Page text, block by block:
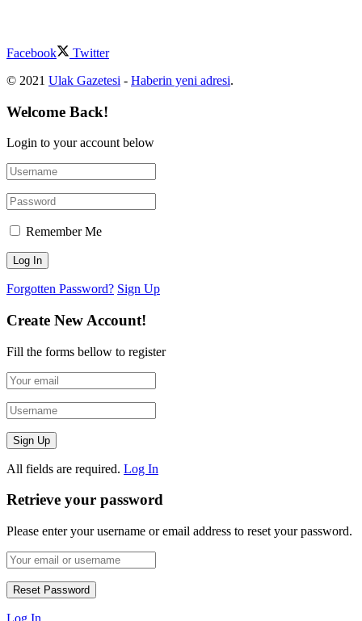
Facebook
Twitter
© 2021 Ulak Gazetesi - Haberin yeni adresi.
Welcome Back!
Login to your account below
Remember Me
Forgotten Password? Sign Up
Create New Account!
Fill the forms bellow to register
All fields are required. Log In
Retrieve your password
Please enter your username or email address to reset your password.